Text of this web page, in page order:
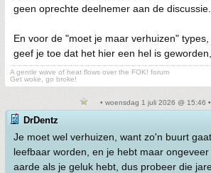
geen oprechte deelnemer aan de discussie.
En voor de "moet je maar verhuizen"
geef je toe dat het hier een hel is
A gentle wave of heat flows over the FOK! forum
Get woke, go broke!
• woensdag 1 juli 2026 @ 15:46
DrDentz
Je moet wel verhuizen, want zo'n buurt
leefbaar worden, en je hebt maar
aarde als je geluk hebt, dus probeer die